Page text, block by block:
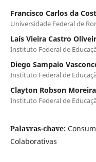
Francisco Carlos da
Universidade Federal de
Laís Vieira Castro
Instituto Federal de
Diego Sampaio
Instituto Federal de
Clayton Robson
Instituto Federal de
Palavras-chave:
Colaborativas